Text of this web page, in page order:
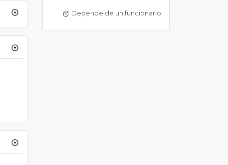
arrow_circle_down
arrow_circle_up
arrow_circle_up
alarm Depende de un funcionario